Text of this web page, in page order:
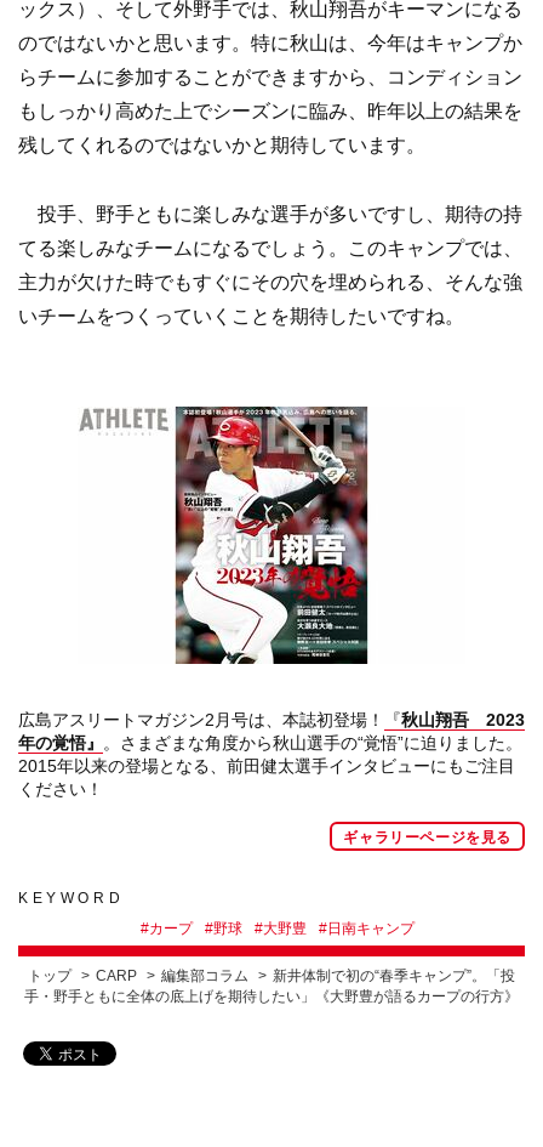
ックス）、そして外野手では、秋山翔吾がキーマンになる
のではないかと思います。特に秋山は、今年はキャンプか
らチームに参加することができますから、コンディション
もしっかり高めた上でシーズンに臨み、昨年以上の結果を
残してくれるのではないかと期待しています。
投手、野手ともに楽しみな選手が多いですし、期待の持
てる楽しみなチームになるでしょう。このキャンプでは、
主力が欠けた時でもすぐにその穴を埋められる、そんな強
いチームをつくっていくことを期待したいですね。
広島アスリートマガジン2月号は、本誌初登場！ 『秋山翔吾 2023
年の覚悟』
。さまざまな角度から秋山選手の“覚悟”に迫りました。
2015年以来の登場となる、前田健太選手インタビューにもご注目
ください！
ギャラリーページを見る
KEYWORD
#カープ #野球 #大野豊 #日南キャンプ
トップ CARP 編集部コラム
新井体制で初の“春季キャンプ”。「投
手・野手ともに全体の底上げを期待したい」《大野豊が語るカープの行方》